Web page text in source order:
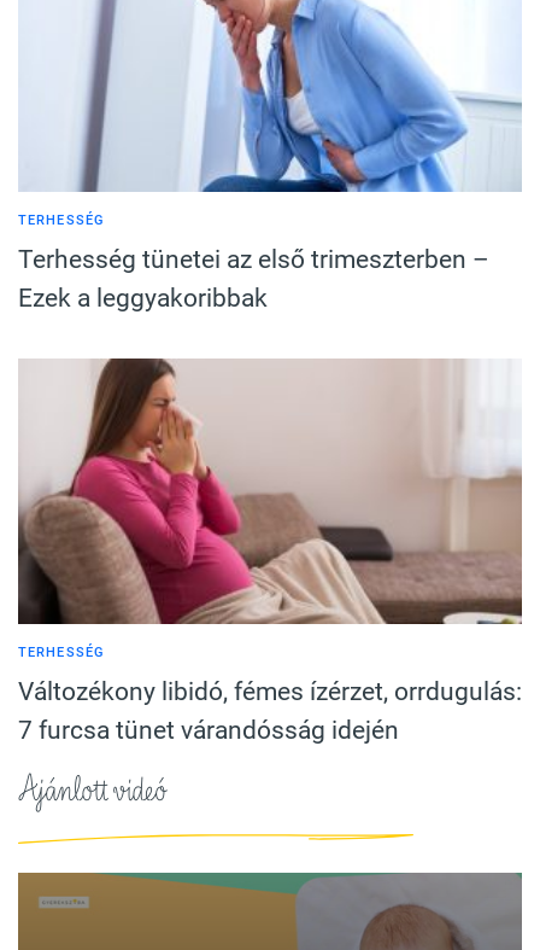
TERHESSÉG
Terhesség tünetei az első trimeszterben –
Ezek a leggyakoribbak
TERHESSÉG
Változékony libidó, fémes ízérzet, orrdugulás:
7 furcsa tünet várandósság idején
Ajánlott videó